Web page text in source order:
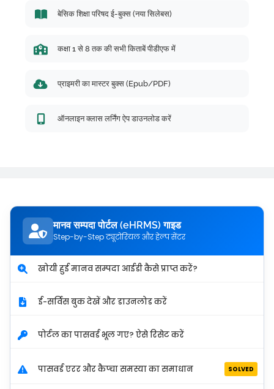
बेसिक शिक्षा परिषद ई-बुक्स (नया सिलेबस)
कक्षा 1 से 8 तक की सभी किताबें पीडीएफ में
प्राइमरी का मास्टर बुक्स (Epub/PDF)
ऑनलाइन क्लास लर्निंग ऐप डाउनलोड करें
मानव सम्पदा पोर्टल (eHRMS) गाइड
Step-by-Step ट्यूटोरियल और हेल्प सेंटर
खोयी हुई मानव सम्पदा आईडी कैसे प्राप्त करें?
ई-सर्विस बुक देखें और डाउनलोड करें
पोर्टल का पासवर्ड भूल गए? ऐसे रिसेट करें
पासवर्ड एरर और कैप्चा समस्या का समाधान SOLVED